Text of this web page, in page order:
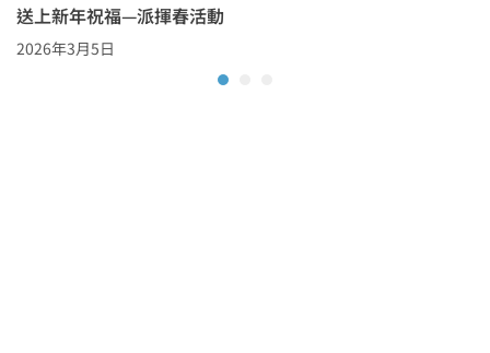
送上新年祝福—派揮春活動
2026年3月5日